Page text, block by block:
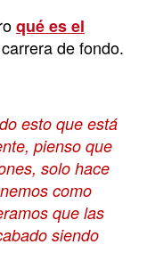
qué es el
de fondo.
esto que está
pienso que
solo hace
como
que las
siendo